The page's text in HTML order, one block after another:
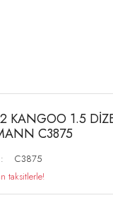
KANGOO 1.5
C3875
C3875
taksitlerle!